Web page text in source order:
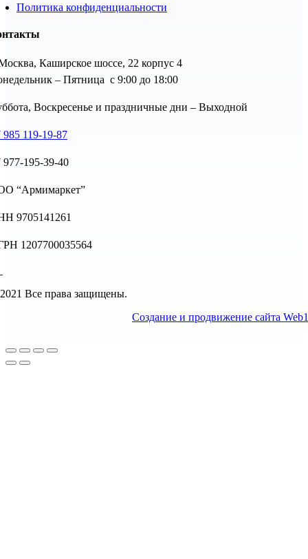
Политика конфиденциальности
Каширское шоссе, 22 корпус 4
– Пятница с 9:00 до 18:00
Воскресенье и праздничные дни – Выходной
985 119-19-87
977-195-39-40
“Армимаркет”
9705141261
1207700035564
Все права защищены.
Создание и продвижение сайта